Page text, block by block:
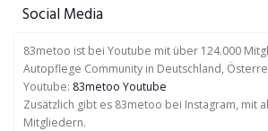
Social Media
83metoo ist bei Youtube mit über 124.000
Autopflege Community in Deutschland,
Youtube: 83metoo Youtube
Zusätzlich gibt es 83metoo bei Instagram, mit
Mitgliedern.